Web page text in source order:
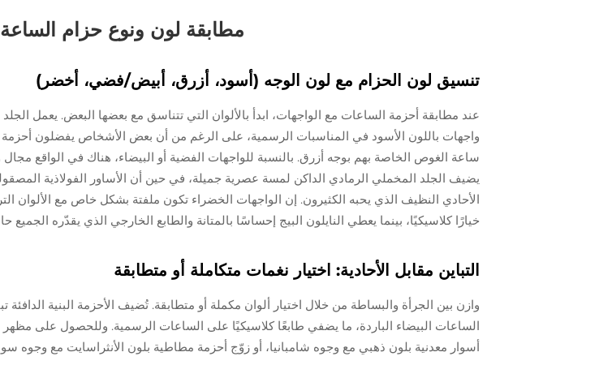
مطابقة لون ونوع حزام
تنسيق لون الحزام مع لون الوجه (أسود، أزرق، أبيض/فضي، أخضر)
عند مطابقة أحزمة الساعات مع الواجهات، ابدأ بالألوان التي تتناسق مع بعضها البعض. يعمل
واجهات باللون الأسود في المناسبات الرسمية، على الرغم من أن بعض الأشخاص يفضلون أحزمة
ساعة الغوص الخاصة بهم بوجه أزرق. بالنسبة للواجهات الفضية أو البيضاء، هناك في الواقع
يضيف الجلد المخملي الرمادي الداكن لمسة عصرية جميلة، في حين أن الأساور الفولاذية
الأحادي النظيف الذي يحبه الكثيرون. إن الواجهات الخضراء تكون ملفتة بشكل خاص مع الألوان
خيارًا كلاسيكيًا، بينما يعطي النايلون البيج إحساسًا بالمتانة والطابع الخارجي الذي يقدّره الجميع
التباين مقابل الأحادية: اختيار نغمات متكاملة أو متطابقة
وازن بين الجرأة والبساطة من خلال اختيار ألوان مكملة أو متطابقة. تُضيف الأحزمة البنية الدافئة
الساعات البيضاء الباردة، ما يضفي طابعًا كلاسيكيًا على الساعات الرسمية. وللحصول على
أسوار معدنية بلون ذهبي مع وجوه شامبانيا، أو زوّج أحزمة مطاطية بلون الأنثراسايت مع وجوه